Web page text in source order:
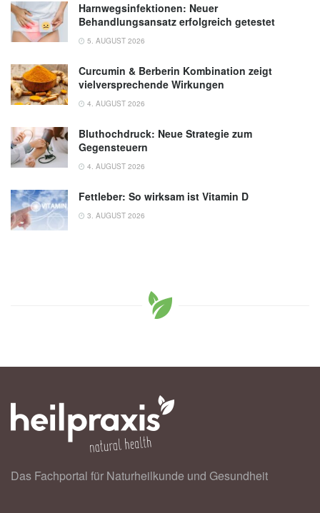
Harnwegsinfektionen: Neuer
Behandlungsansatz erfolgreich getestet
5. AUGUST 2026
Curcumin & Berberin Kombination zeigt
vielversprechende Wirkungen
4. AUGUST 2026
Bluthochdruck: Neue Strategie zum
Gegensteuern
4. AUGUST 2026
Fettleber: So wirksam ist Vitamin D
3. AUGUST 2026
Das Fachportal für Naturheilkunde und Gesundheit